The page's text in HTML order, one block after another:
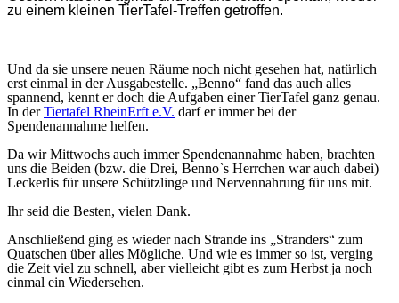
zu einem kleinen TierTafel-Treffen getroffen.
Und da sie unsere neuen Räume noch nicht gesehen hat, natürlich
erst einmal in der Ausgabestelle. „Benno“ fand das auch alles
spannend, kennt er doch die Aufgaben einer TierTafel ganz genau.
In derTiertafel RheinErft e.V. darf er immer bei der
Spendenannahme helfen.
Da wir Mittwochs auch immer Spendenannahme haben, brachten
uns die Beiden (bzw. die Drei, Benno`s Herrchen war auch dabei)
Leckerlis für unsere Schützlinge und Nervennahrung für uns mit.
Ihr seid die Besten, vielen Dank.
Anschließend ging es wieder nach Strande ins „Stranders“ zum
Quatschen über alles Mögliche. Und wie es immer so ist, verging
die Zeit viel zu schnell, aber vielleicht gibt es zum Herbst ja noch
einmal ein Wiedersehen.